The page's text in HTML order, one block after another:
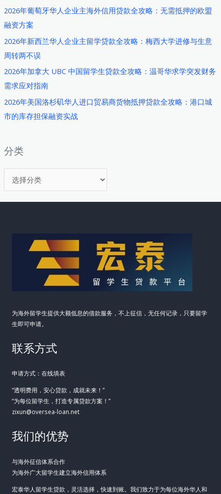
2026年葡萄牙华人企业主海外信用贷款全攻略：无需抵押的欧盟
融资方案
2026年新西兰华人企业主留学贷款全攻略：梅西大学进修与生意
周转两不误
2026年加拿大 UBC 中国留学生贷款全攻略：温哥华求学突发财务
需求应对指南
2026年美国洛杉矶华人进口贸易商货物抵押贷款全攻略：港口城
市的库存担保融资实战
分类
类
生
活
成
本
与
资
决
案
为海外留学生提供大额低息的借款服务，不上征信，无任何记录，只要留学
生即可申请。
联系方式
申请方式：在线填表
“透明费用，安心贷款，成就未来！”
“为每位留学生，打造专属贷款方案！”
zixun@oversea-loan.net
我们的优势
与海外征信体系合作
为海外广大留学生建立海外信用体系
宏泰华人留学生贷款，灵活选择，快速到账。我们致力于为每位海外华人和